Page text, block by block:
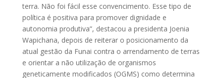
terra. Não foi fácil esse convencimento. Esse tipo de
política é positiva para promover dignidade e
autonomia produtiva”, destacou a presidenta Joenia
Wapichana, depois de reiterar o posicionamento da
atual gestão da Funai contra o arrendamento de terras
e orientar a não utilização de organismos
geneticamente modificados (OGMS) como determina